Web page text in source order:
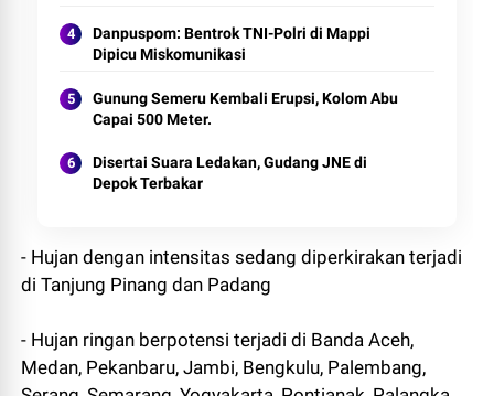
Danpuspom: Bentrok TNI-Polri di Mappi
Dipicu Miskomunikasi
Gunung Semeru Kembali Erupsi, Kolom Abu
Capai 500 Meter.
Disertai Suara Ledakan, Gudang JNE di
Depok Terbakar
- Hujan dengan intensitas sedang diperkirakan terjadi
di Tanjung Pinang dan Padang
- Hujan ringan berpotensi terjadi di Banda Aceh,
Medan, Pekanbaru, Jambi, Bengkulu, Palembang,